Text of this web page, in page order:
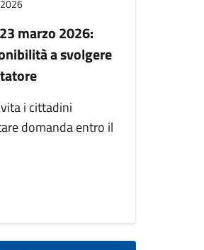
marzo 2026:
a svolgere
i cittadini
domanda entro il